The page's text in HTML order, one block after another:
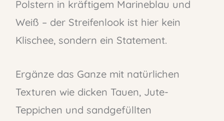
Polstern in kräftigem Marineblau und
Weiß – der Streifenlook ist hier kein
Klischee, sondern ein Statement.
Ergänze das Ganze mit natürlichen
Texturen wie dicken Tauen, Jute-
Teppichen und sandgefüllten